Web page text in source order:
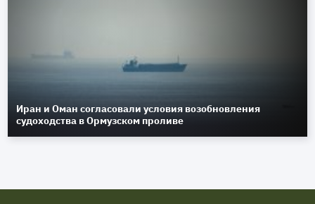
Иран и Оман согласовали условия возобновления
судоходства в Ормузском проливе